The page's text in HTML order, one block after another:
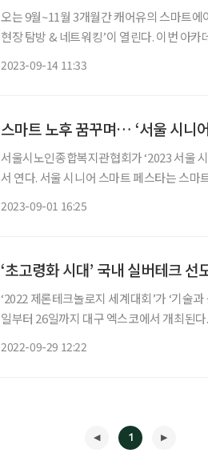
오는 9월~11월 3개월간 캐어유의 스마트에
현장 탐방 & 네트워킹’이 열린다. 이번 아카데미는 고령 친화 산업 DX(Digital
2023-09-14 11:33
스마트 노후 꿈꾸며… ‘서울 시니
서울시노인종합복지관협회가 ‘2023 서울
서 연다. 서울 시니어 스마트 페스타는 스마트 기기를 접할 수 있는 자리를 마련해 스마트 복지
2023-09-01 16:25
‘초고령화 시대’ 국내 실버테크 선
‘2022 제론테크놀로지 세계대회’가 ‘기술
일부터 26일까지 대구 엑스코에서 개최된
2022-09-29 12:22
1